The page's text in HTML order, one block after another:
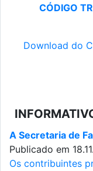
CÓDIGO
Download do
A Secretaria de
Publicado em
Os contribuintes